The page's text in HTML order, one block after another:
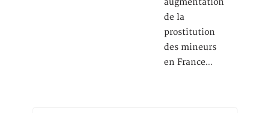
augmentation
de la
prostitution
des mineurs
en France…